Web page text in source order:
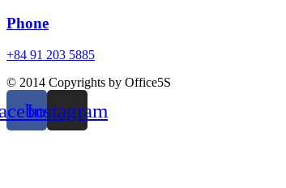
Phone
+84 91 203 5885
© 2014 Copyrights by Office5S
Instagram